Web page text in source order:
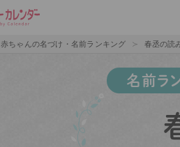
赤ちゃんの名づけ・名前ランキング 春丞の読
名前ラ